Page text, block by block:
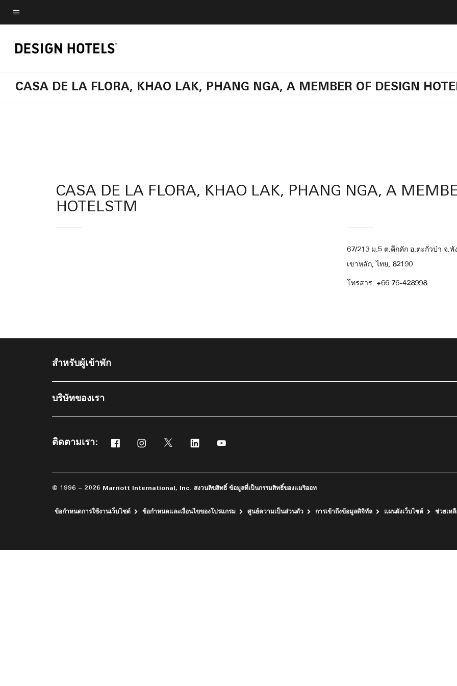
Skip
to
content
ข้อความเมนู
CASA DE LA FLORA, KHAO LAK, PHANG NGA, A MEMBER OF DESIGN
CASA DE LA FLORA, KHAO LAK, PHANG NGA, A
HOTELSTM
67/213 ม.5 ต.คึกคัก อ.ตะกั่วป่า จ.พั
เขาหลัก, ไทย, 82190
โทรสาร: +66 76-428998
สำหรับผู้เข้าพัก​
บริษัทของเรา
ติดตามเรา:
Facebook
เปิดในหน้าต่างใหม่
Instagram
เปิดในหน้าต่างใหม่
Twitter
เปิดในหน้าต่างใหม่
Linkedin
เปิดในหน้าต่างใหม่
© 1996 – 2026 Marriott International, Inc. สงวนลิขสิทธิ์ ข้อมูลที่เป็นกรรมสิทธิ์ของแมริออท
ข้อกำหนดการใช้งานเว็บไซต์ ข้อกำหนดและเงื่อนไขของโปรแกรม ศูนย์ความเป็นส่วนตัว การเข้าถึงข้อมูลดิจิทัล แผนผังเว็บไซต์ ช่วยเหลื